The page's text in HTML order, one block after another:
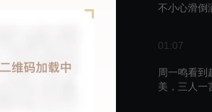
不小心滑倒
01:07
周一鸣看到
美，三人一
季卡 月卡
50